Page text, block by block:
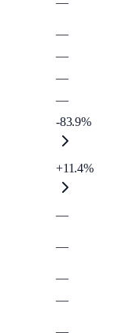
—
—
—
—
-83.9%
+11.4%
—
—
—
—